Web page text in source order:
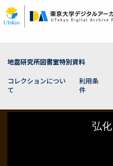
イ
ン
地震研究所図書室特別資料
コレクションについ
て
利用条
件